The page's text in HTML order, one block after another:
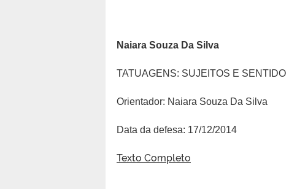
Naiara Souza Da Silva
TATUAGENS: SUJEITOS E SENTIDO
Orientador: Naiara Souza Da Silva
Data da defesa: 17/12/2014
Texto Completo